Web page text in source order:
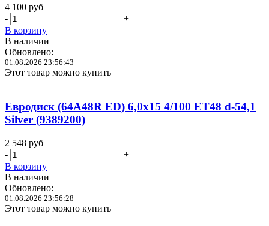
4 100 руб
-
+
В корзину
В наличии
Обновлено:
01.08.2026 23:56:43
Этот товар можно купить
Евродиск (64A48R ED) 6,0x15 4/100 ET48 d-54,1
Silver (9389200)
2 548 руб
-
+
В корзину
В наличии
Обновлено:
01.08.2026 23:56:28
Этот товар можно купить